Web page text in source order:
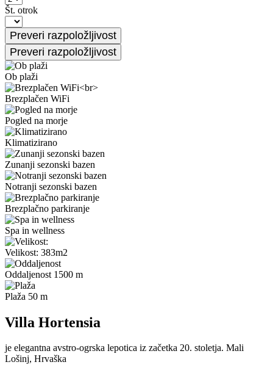
Št. otrok
Ob plaži
Brezplačen WiFi
Pogled na morje
Klimatizirano
Zunanji sezonski bazen
Notranji sezonski bazen
Brezplačno parkiranje
Spa in wellness
Velikost: 383m2
Oddaljenost 1500 m
Plaža 50 m
Villa Hortensia
je elegantna avstro-ogrska lepotica iz začetka 20. stoletja. Mali
Lošinj, Hrvaška